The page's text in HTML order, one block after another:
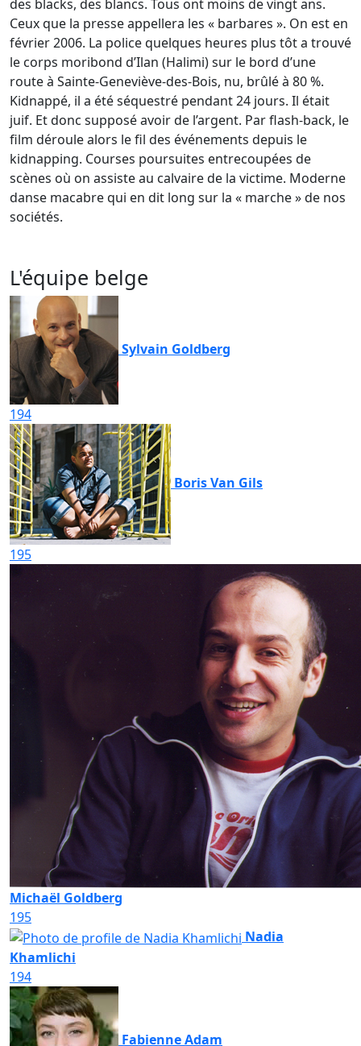
des blacks, des blancs. Tous ont moins de vingt ans.
Ceux que la presse appellera les « barbares ». On est en
février 2006. La police quelques heures plus tôt a trouvé
le corps moribond d’Ilan (Halimi) sur le bord d’une
route à Sainte-Geneviève-des-Bois, nu, brûlé à 80 %.
Kidnappé, il a été séquestré pendant 24 jours. Il était
juif. Et donc supposé avoir de l’argent. Par flash-back, le
film déroule alors le fil des événements depuis le
kidnapping. Courses poursuites entrecoupées de
scènes où on assiste au calvaire de la victime. Moderne
danse macabre qui en dit long sur la « marche » de nos
sociétés.
L'équipe belge
Sylvain Goldberg
194
Boris Van Gils
195
Michaël Goldberg
195
Nadia
Khamlichi
194
Fabienne Adam